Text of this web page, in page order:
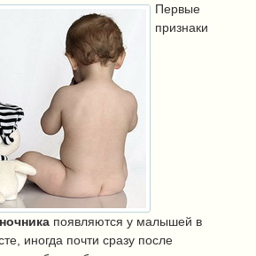
Первые
признаки
появляются у малышей в
иногда почти сразу после